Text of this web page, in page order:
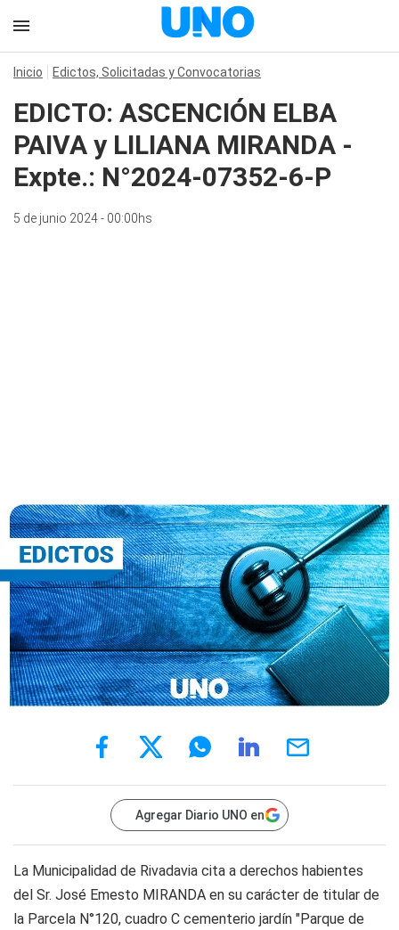
Inicio Edictos, Solicitadas y Convocatorias
EDICTO: ASCENCIÓN ELBA
PAIVA y LILIANA MIRANDA -
Expte.: N°2024-07352-6-P
5 de junio 2024 - 00:00hs
Agregar Diario UNO en
La Municipalidad de Rivadavia cita a derechos habientes
del Sr. José Emesto MIRANDA en su carácter de titular de
la Parcela N°120, cuadro C cementerio jardín "Parque de